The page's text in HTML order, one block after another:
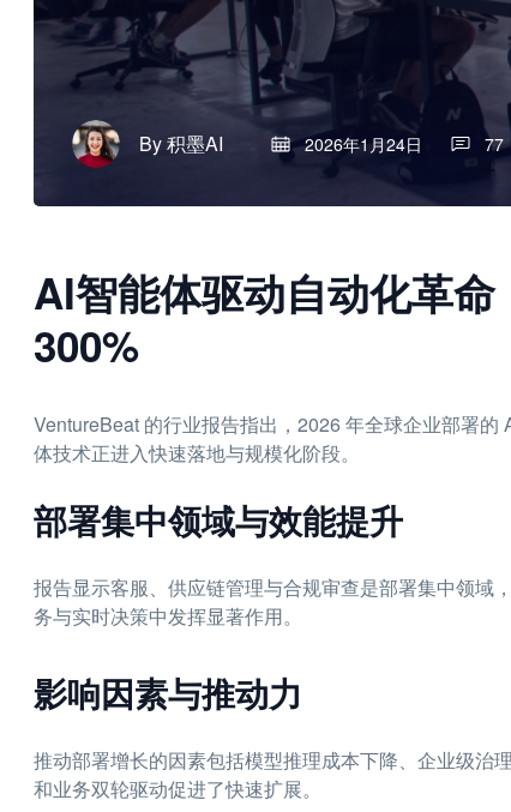
By积墨AI 2026年1月24日 77
AI智能体驱动自动化革
300%
VentureBeat 的行业报告指出，2026 年全球企业部署
体技术正进入快速落地与规模化阶段。
部署集中领域与效能提升
报告显示客服、供应链管理与合规审查是部署集中领域
务与实时决策中发挥显著作用。
影响因素与推动力
推动部署增长的因素包括模型推理成本下降、企业级治
和业务双轮驱动促进了快速扩展。